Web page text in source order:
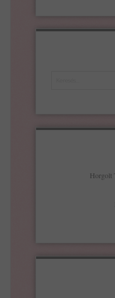
Horgolt